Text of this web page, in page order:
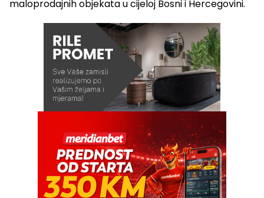
maloprodajnih objekata u cijeloj Bosni i Hercegovini.